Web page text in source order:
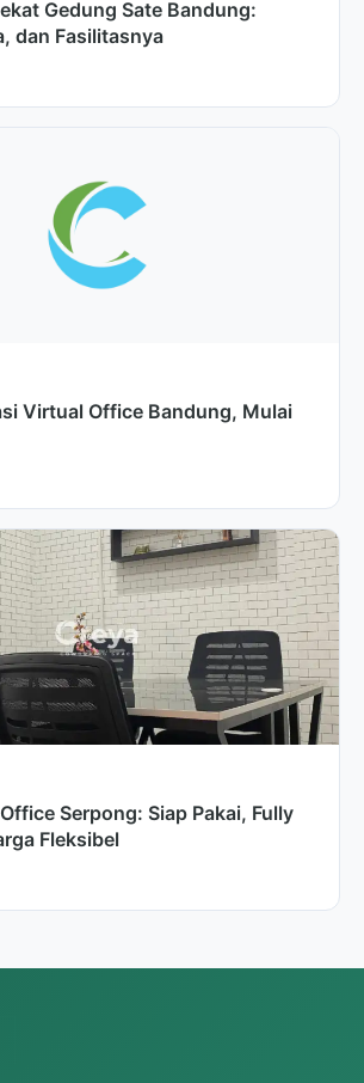
Gedung Sate Bandung:
dan Fasilitasnya
Virtual Office Bandung, Mulai
Serpong: Siap Pakai, Fully
Fleksibel